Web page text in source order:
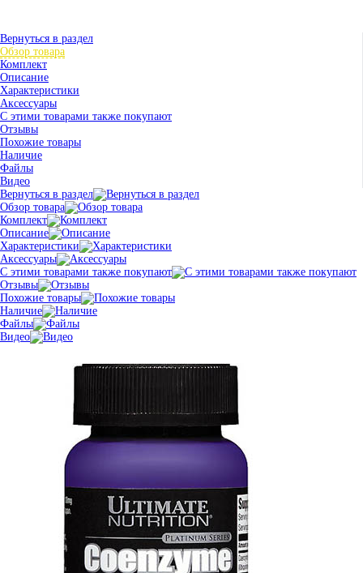
Вернуться в раздел
Обзор товара
Комплект
Описание
Характеристики
Аксессуары
С этими товарами также покупают
Отзывы
Похожие товары
Наличие
Файлы
Видео
Вернуться в раздел
Обзор товара
Комплект
Описание
Характеристики
Аксессуары
С этими товарами также покупают
Отзывы
Похожие товары
Наличие
Файлы
Видео